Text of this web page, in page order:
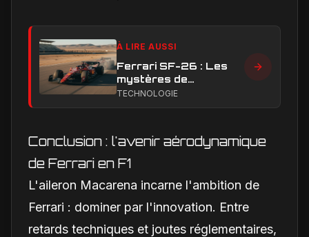
À LIRE AUSSI
Ferrari SF-26 : Les
mystères de
performance en ligne
TECHNOLOGIE
Conclusion : l'avenir aérodynamique
de Ferrari en F1
L'aileron Macarena incarne l'ambition de
Ferrari : dominer par l'innovation. Entre
retards techniques et joutes réglementaires,